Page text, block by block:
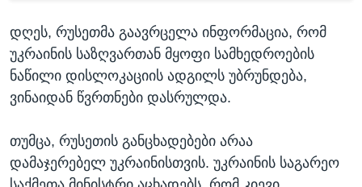
დღეს, რუსეთმა გაავრცელა ინფორმაცია, რომ
უკრაინის საზღვართან მყოფი სამხედროების
ნაწილი დისლოკაციის ადგილს უბრუნდება,
ვინაიდან წვრთნები დასრულდა.
თუმცა, რუსეთის განცხადებები არაა
დამაჯერებელ უკრაინისთვის. უკრაინის საგარეო